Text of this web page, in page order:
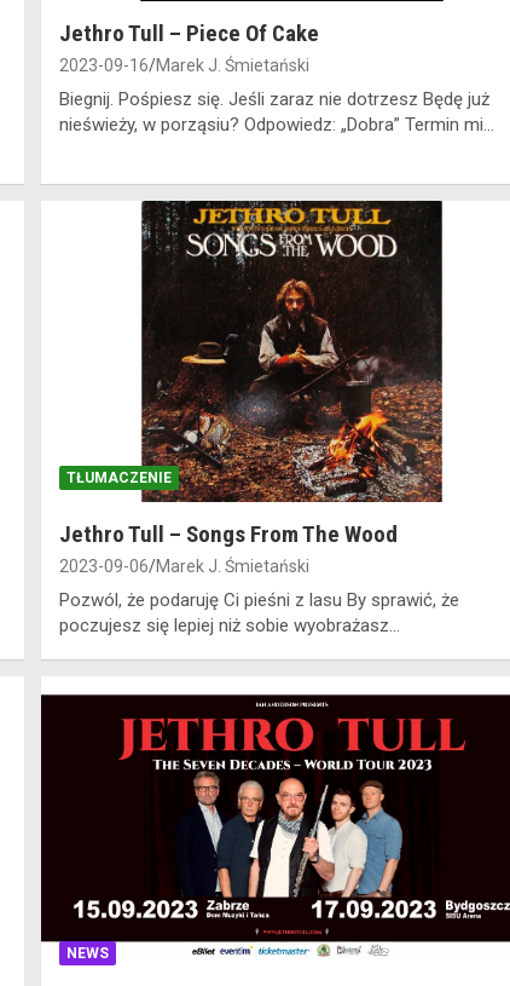
Jethro Tull – Piece Of Cake
2023-09-16 Marek J. Śmietański
Biegnij. Pośpiesz się. Jeśli zaraz nie dotrzesz Będę już
nieświeży, w porząsiu? Odpowiedz: „Dobra” Termin mi…
TŁUMACZENIE
Jethro Tull – Songs From The Wood
2023-09-06 Marek J. Śmietański
Pozwól, że podaruję Ci pieśni z lasu By sprawić, że
poczujesz się lepiej niż sobie wyobrażasz…
NEWS